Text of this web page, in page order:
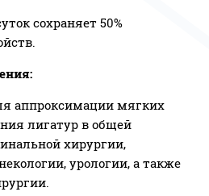
сохраняет 50%
аппроксимации мягких
лигатур в общей
хирургии,
урологии, а также